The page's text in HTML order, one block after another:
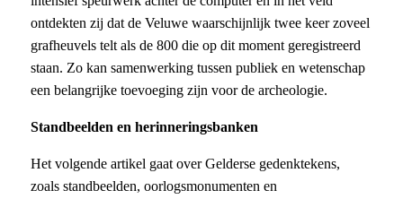
ontdekten zij dat de Veluwe waarschijnlijk twee keer zoveel
grafheuvels telt als de 800 die op dit moment geregistreerd
staan. Zo kan samenwerking tussen publiek en wetenschap
een belangrijke toevoeging zijn voor de archeologie.
Standbeelden en herinneringsbanken
Het volgende artikel gaat over Gelderse gedenktekens,
zoals standbeelden, oorlogsmonumenten en